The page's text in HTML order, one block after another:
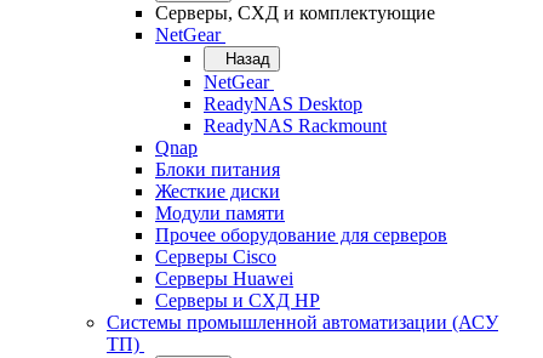
Серверы, СХД и комплектующие
NetGear
Назад
NetGear
ReadyNAS Desktop
ReadyNAS Rackmount
Qnap
Блоки питания
Жесткие диски
Модули памяти
Прочее оборудование для серверов
Серверы Cisco
Серверы Huawei
Серверы и СХД HP
Системы промышленной автоматизации (АСУ
ТП)